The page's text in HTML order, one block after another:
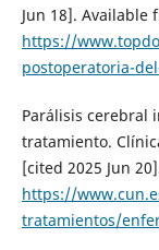
Jun 18]. Available
https://
postoperatoria-
Parálisis cerebral
tratamiento.
[cited 2025 Jun
https://
tratamientos/